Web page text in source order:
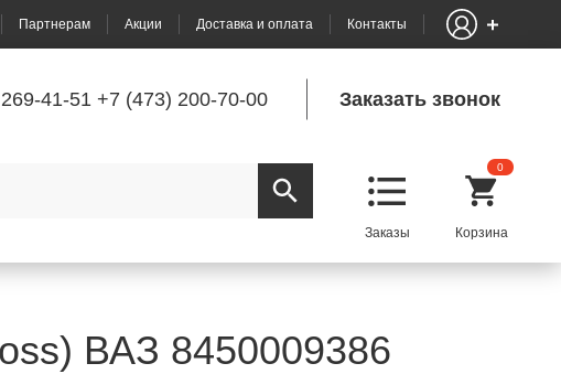
Партнерам Акции Доставка и оплата Контакты
41-51 +7 (473) 200-70-00 Заказать звонок
0
ВАЗ 8450009386